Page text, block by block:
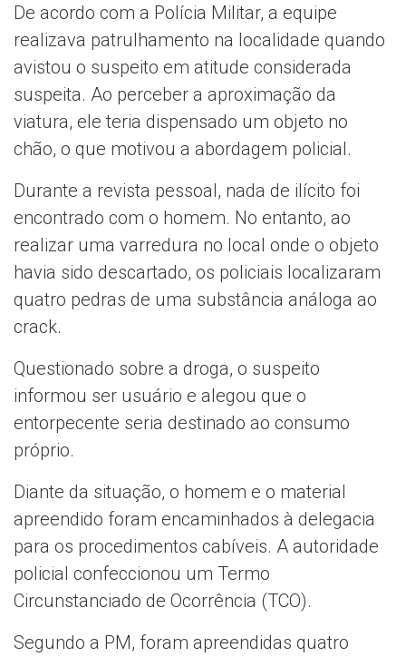
De acordo com a Polícia Militar, a equipe
realizava patrulhamento na localidade quando
avistou o suspeito em atitude considerada
suspeita. Ao perceber a aproximação da
viatura, ele teria dispensado um objeto no
chão, o que motivou a abordagem policial.
Durante a revista pessoal, nada de ilícito foi
encontrado com o homem. No entanto, ao
realizar uma varredura no local onde o objeto
havia sido descartado, os policiais localizaram
quatro pedras de uma substância análoga ao
crack.
Questionado sobre a droga, o suspeito
informou ser usuário e alegou que o
entorpecente seria destinado ao consumo
próprio.
Diante da situação, o homem e o material
apreendido foram encaminhados à delegacia
para os procedimentos cabíveis. A autoridade
policial confeccionou um Termo
Circunstanciado de Ocorrência (TCO).
Segundo a PM, foram apreendidas quatro